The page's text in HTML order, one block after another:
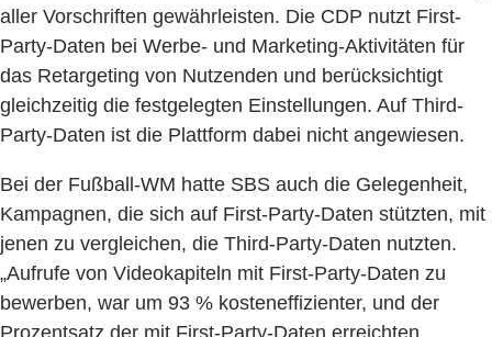
aller Vorschriften gewährleisten. Die CDP nutzt First-
Party-Daten bei Werbe- und Marketing-Aktivitäten für
das Retargeting von Nutzenden und berücksichtigt
gleichzeitig die festgelegten Einstellungen. Auf Third-
Party-Daten ist die Plattform dabei nicht angewiesen.
Bei der Fußball-WM hatte SBS auch die Gelegenheit,
Kampagnen, die sich auf First-Party-Daten stützten, mit
jenen zu vergleichen, die Third-Party-Daten nutzten.
„Aufrufe von Videokapiteln mit First-Party-Daten zu
bewerben, war um 93 % kosteneffizienter, und der